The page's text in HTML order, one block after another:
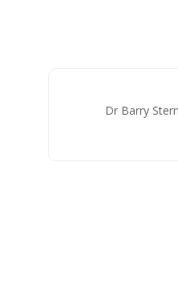
Dr Barry